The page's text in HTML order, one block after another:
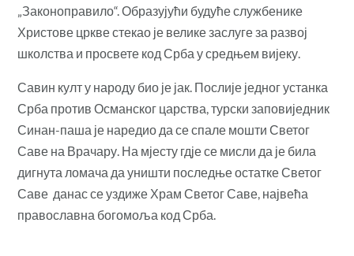
„Законоправило“. Образујући будуће службенике
Христове цркве стекао је велике заслуге за развој
школства и просвете код Срба у средњем вијеку.
Савин култ у народу био је јак. Послије једног устанка
Срба против Османског царства, турски заповиједник
Синан-паша је наредио да се спале мошти Светог
Саве на Врачару. На мјесту гдје се мисли да је била
дигнута ломача да уништи последње остатке Светог
Саве данас се уздиже Храм Светог Саве, највећа
православна богомоља код Срба.